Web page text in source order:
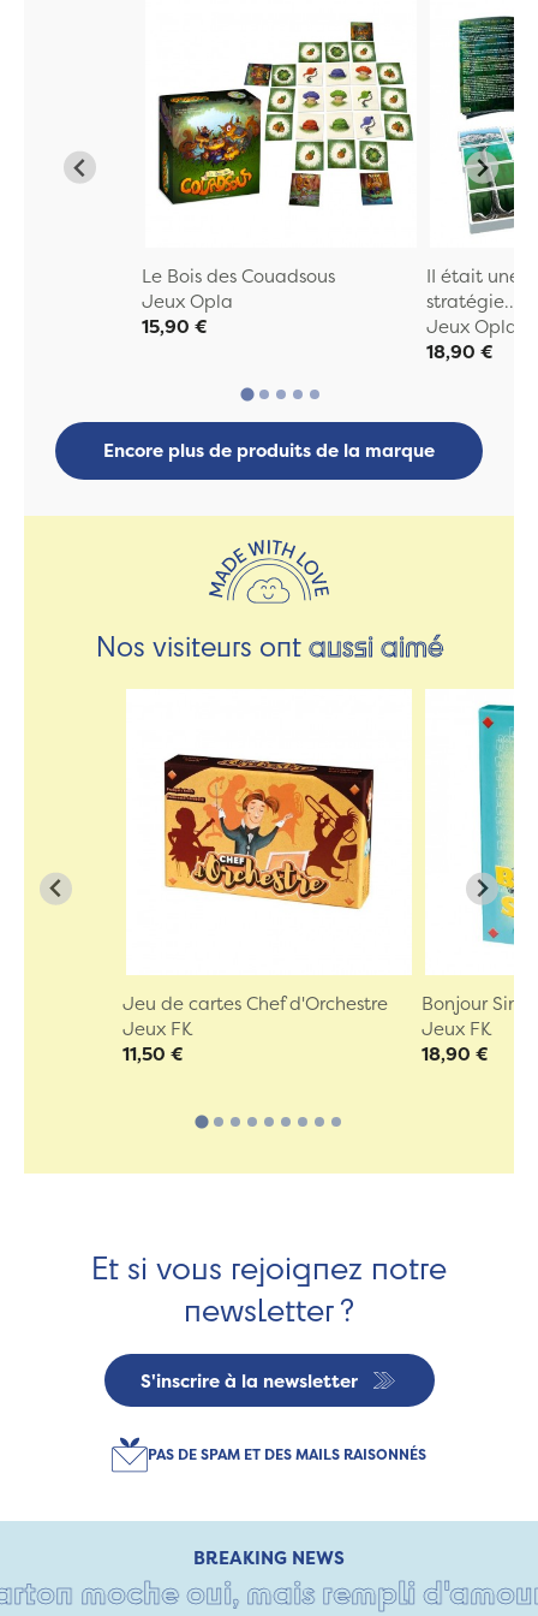
Le Bois des Couadsous
Jeux Opla
15,90 €
II était une
stratégie...
Jeux Opla
18,90 €
Encore plus de produits de la marque
Nos visiteurs ontaussi aimé
Jeu de cartes Chef d'Orchestre
Jeux FK
11,50 €
Bonjour
Jeux FK
18,90 €
Et si vous rejoignez notre
newsletter ?
S'inscrire à la newsletter
PAS DE SPAM ET DES MAILS RAISONNÉS
BREAKING NEWS
moche oui, mais rempli d'amour •